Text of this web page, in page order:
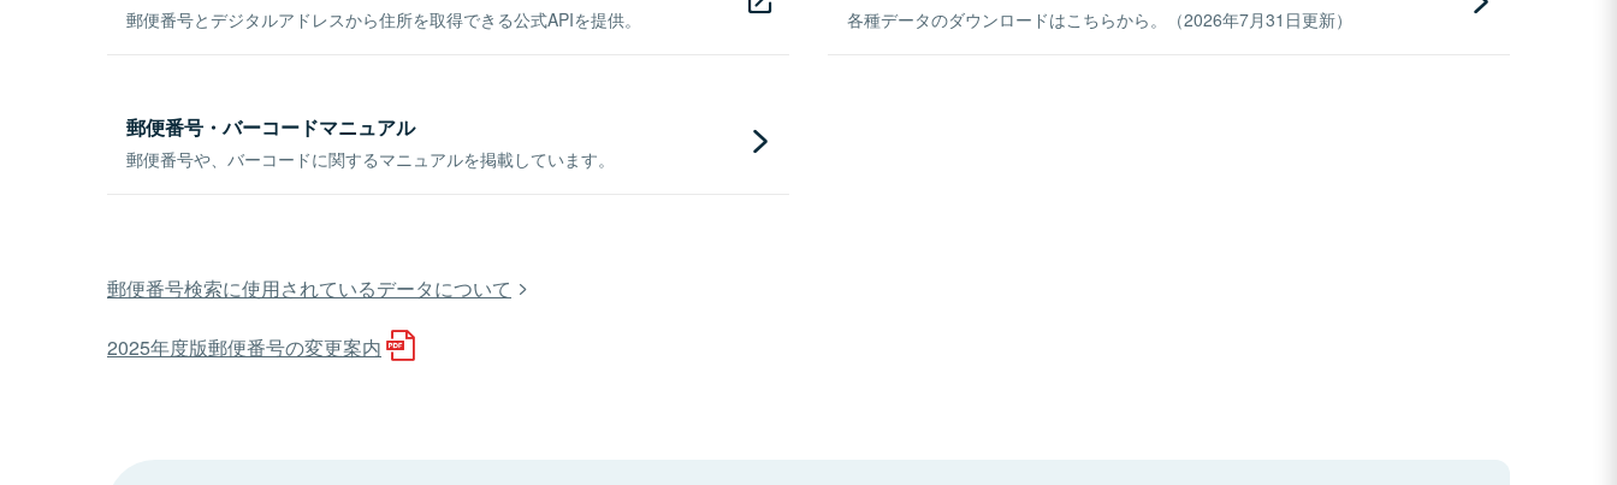
郵便番号とデジタルアドレスから住所を取得できる公式APIを提供。 各種データのダウンロードはこちらから。（2026年7月31日更新）
郵便番号・バーコードマニュアル
郵便番号や、バーコードに関するマニュアルを掲載しています。
郵便番号検索に使用されているデータについて
2025年度版郵便番号の変更案内